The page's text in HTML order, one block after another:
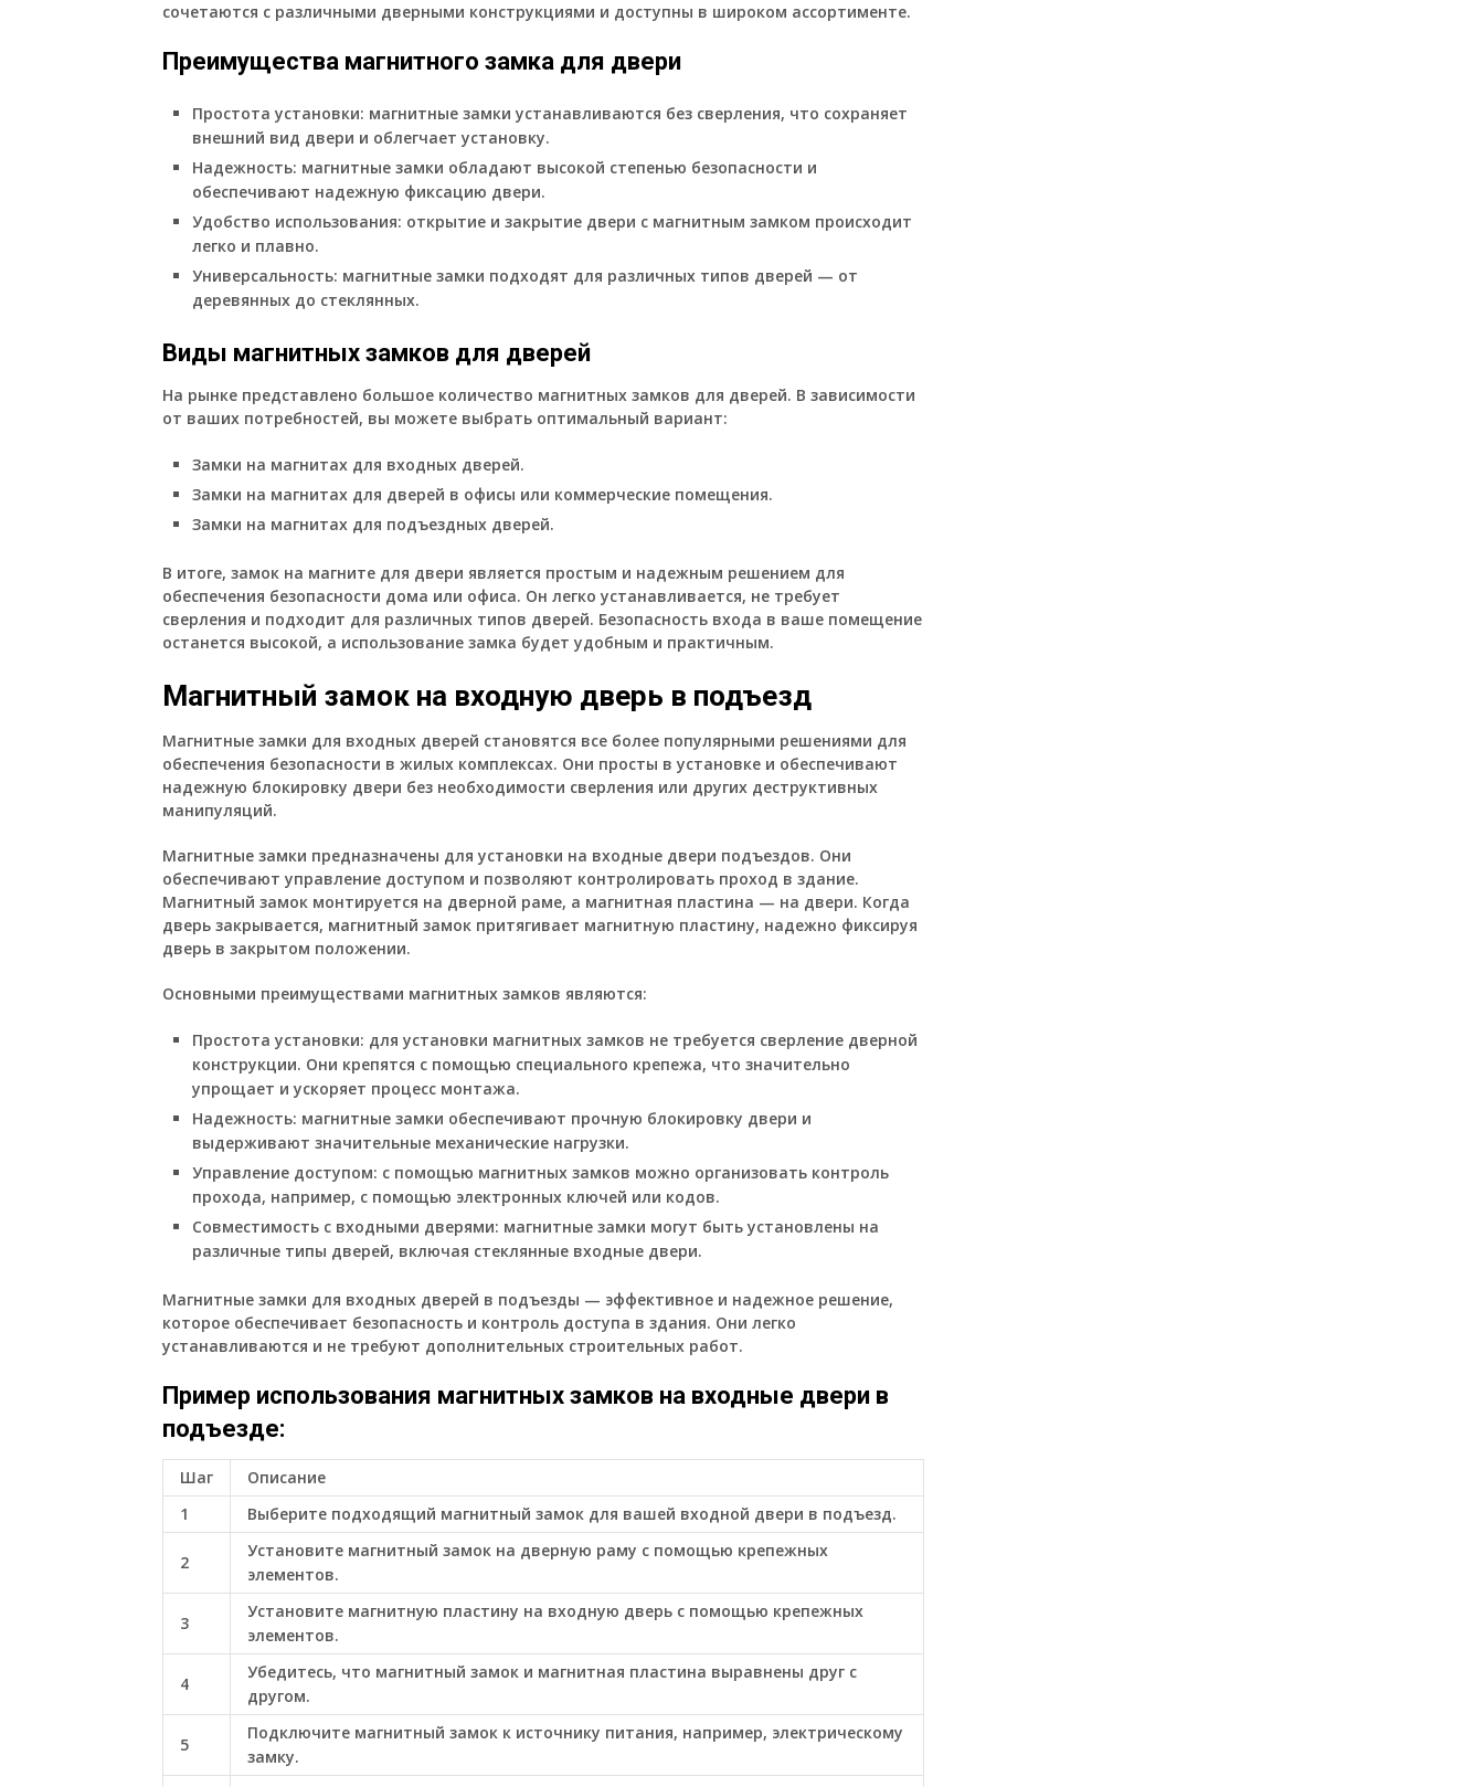
сочетаются с различными дверными конструкциями и доступны в широком ассортименте.
Преимущества магнитного замка для двери
Простота установки: магнитные замки устанавливаются без сверления, что сохраняет
внешний вид двери и облегчает установку.
Надежность: магнитные замки обладают высокой степенью безопасности и
обеспечивают надежную фиксацию двери.
Удобство использования: открытие и закрытие двери с магнитным замком происходит
легко и плавно.
Универсальность: магнитные замки подходят для различных типов дверей — от
деревянных до стеклянных.
Виды магнитных замков для дверей
На рынке представлено большое количество магнитных замков для дверей. В зависимости
от ваших потребностей, вы можете выбрать оптимальный вариант:
Замки на магнитах для входных дверей.
Замки на магнитах для дверей в офисы или коммерческие помещения.
Замки на магнитах для подъездных дверей.
В итоге, замок на магните для двери является простым и надежным решением для
обеспечения безопасности дома или офиса. Он легко устанавливается, не требует
сверления и подходит для различных типов дверей. Безопасность входа в ваше помещение
останется высокой, а использование замка будет удобным и практичным.
Магнитный замок на входную дверь в подъезд
Магнитные замки для входных дверей становятся все более популярными решениями для
обеспечения безопасности в жилых комплексах. Они просты в установке и обеспечивают
надежную блокировку двери без необходимости сверления или других деструктивных
манипуляций.
Магнитные замки предназначены для установки на входные двери подъездов. Они
обеспечивают управление доступом и позволяют контролировать проход в здание.
Магнитный замок монтируется на дверной раме, а магнитная пластина — на двери. Когда
дверь закрывается, магнитный замок притягивает магнитную пластину, надежно фиксируя
дверь в закрытом положении.
Основными преимуществами магнитных замков являются:
Простота установки: для установки магнитных замков не требуется сверление дверной
конструкции. Они крепятся с помощью специального крепежа, что значительно
упрощает и ускоряет процесс монтажа.
Надежность: магнитные замки обеспечивают прочную блокировку двери и
выдерживают значительные механические нагрузки.
Управление доступом: с помощью магнитных замков можно организовать контроль
прохода, например, с помощью электронных ключей или кодов.
Совместимость с входными дверями: магнитные замки могут быть установлены на
различные типы дверей, включая стеклянные входные двери.
Магнитные замки для входных дверей в подъезды — эффективное и надежное решение,
которое обеспечивает безопасность и контроль доступа в здания. Они легко
устанавливаются и не требуют дополнительных строительных работ.
Пример использования магнитных замков на входные двери в
подъезде:
Шаг
Описание
1
Выберите подходящий магнитный замок для вашей входной двери в подъезд.
2
Установите магнитный замок на дверную раму с помощью крепежных
элементов.
3
Установите магнитную пластину на входную дверь с помощью крепежных
элементов.
4
Убедитесь, что магнитный замок и магнитная пластина выравнены друг с
другом.
5
Подключите магнитный замок к источнику питания, например, электрическому
замку.